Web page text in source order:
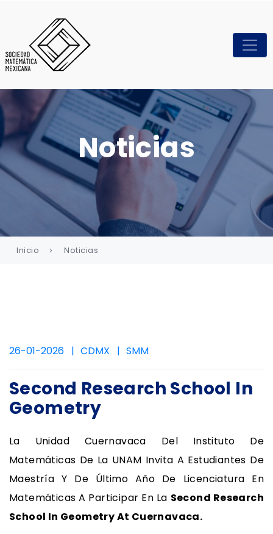
Noticias
Inicio Noticias
26-01-2026 CDMX SMM
Second Research School In
Geometry
La Unidad Cuernavaca Del Instituto De
Matemáticas De La UNAM Invita A Estudiantes De
Maestría Y De Último Año De Licenciatura En
Matemáticas A Participar En La Second Research
School In Geometry At Cuernavaca.